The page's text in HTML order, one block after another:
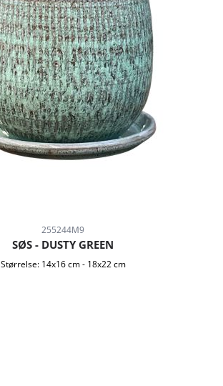
255244M9
SØS - DUSTY GREEN
Størrelse: 14x16 cm - 18x22 cm